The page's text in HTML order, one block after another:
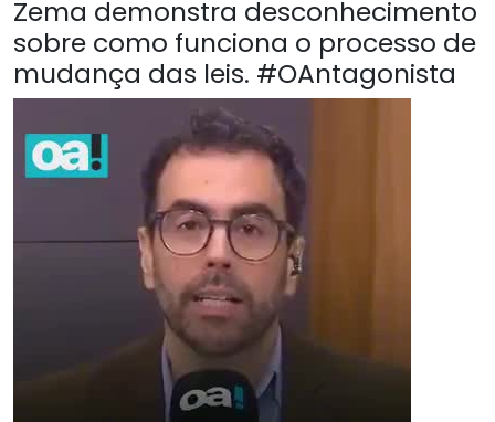
Zema demonstra desconhecimento
sobre como funciona o processo de
mudança das leis. #OAntagonista